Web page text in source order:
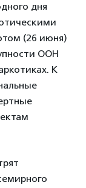
дня
(26 июня)
ООН
К